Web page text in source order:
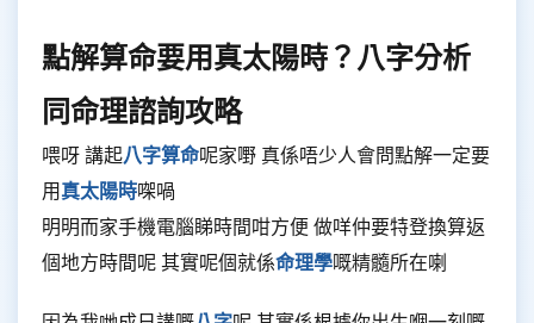
點解算命要用真太陽時？八字分析
同命理諮詢攻略
喂呀 講起八字算命呢家嘢 真係唔少人會問點解一定要
用真太陽時㗎喎
明明而家手機電腦睇時間咁方便 做咩仲要特登換算返
個地方時間呢 其實呢個就係命理學嘅精髓所在喇